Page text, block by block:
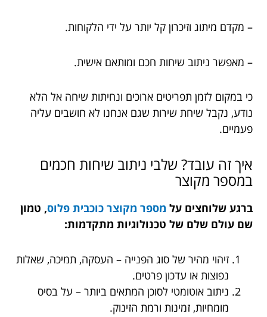
– מקדם מיתוג וזיכרון קל יותר על ידי הלקוחות.
– מאפשר ניתוב שיחות חכם ומותאם אישית.
כי במקום לזמן תפריטים ארוכים ונחיתות שיחה אל הלא
נודע, נקבל שיחת שירות שגם אנחנו לא חושבים עליה
פעמיים.
איך זה עובד? שלבי ניתוב שיחות חכמים
במספר מקוצר
ברגע שלוחצים על מספר מקוצר כוכבית פלוס, טמון
שם עולם שלם של טכנולוגיות מתקדמות:
זיהוי מהיר של סוג הפנייה – העסקה, תמיכה, שאלות
נפוצות או עדכון פרטים.
ניתוב אוטומטי לסוכן המתאים ביותר – על בסיס
מומחיות, זמינות ורמת הזינוק.